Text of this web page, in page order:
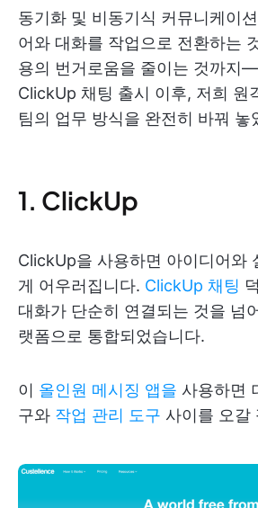
동기화 및 비동기식 커뮤니케이
어와 대화를 작업으로 전환하는
용의 번거로움을 줄이는 것까지
ClickUp 채팅 출시 이후, 저희 원
팀의 업무 방식을 완전히 바꿔 놓
1. ClickUp
ClickUp을 사용하면 아이디어와
게 어우러집니다. ClickUp 채팅
대화가 단순히 연결되는 것을 넘
랫폼으로 통합되었습니다.
이 올인원 메시징 앱을 사용하면
구와 작업 관리 도구 사이를 오갈